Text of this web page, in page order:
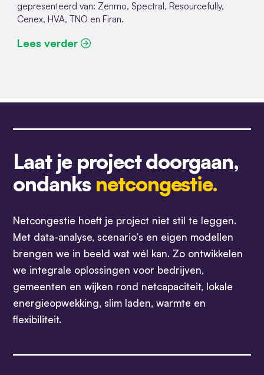
gepresenteerd van: Zenmo, Spectral, Resourcefully,
Cenex, HVA, TNO en Firan.
Lees verder
Laat je project doorgaan,
ondanks netcongestie.
Netcongestie hoeft je project niet stil te leggen.
Met data-analyse, scenario’s en eigen modellen
brengen we in beeld wat wél kan. Zo ontwikkelen
we integrale oplossingen voor bedrijven,
gemeenten en wijken rond netcapaciteit, lokale
energieopwekking, slim laden, warmte en
flexibiliteit.